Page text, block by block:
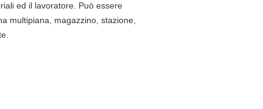
ed il lavoratore. Può essere
multipiana, magazzino, stazione,